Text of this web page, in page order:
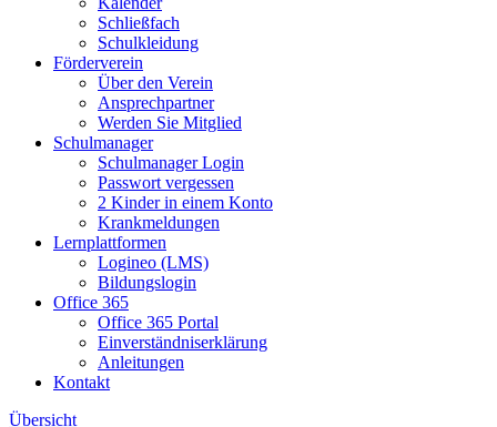
Schließfach
Schulkleidung
Förderverein
Über den Verein
Ansprechpartner
Werden Sie Mitglied
Schulmanager
Schulmanager Login
Passwort vergessen
2 Kinder in einem Konto
Krankmeldungen
Lernplattformen
Logineo (LMS)
Bildungslogin
Office 365
Office 365 Portal
Einverständniserklärung
Anleitungen
Kontakt
Übersicht